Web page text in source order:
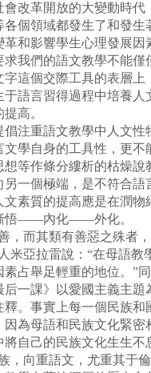
會改革開放的大變動時代
個領域都發生了和發生
革和影響學生心理發展因
求我們的語文教學不能僅
字這個交際工具的表層上
于語言習得過程中培養人
高。
重語文教學中人文性
文學自身的工具性，更不
想等作條分縷析的枯燥說
另一個極端，是不符合語
文素質的提高應是在潤物
悟——內化——外化。
而其類有善惡之殊者，
米亞拉雷說：“在母語教
占舉足輕重的地位。”
后一課》以愛國主義主題
釋。事實上每一個民族和
因為母語和民族文化緊密
將自己的民族文化生生不
，向重語文，尤重其于